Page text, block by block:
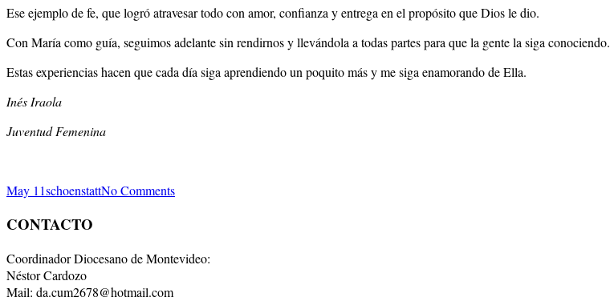
Ese ejemplo de fe, que logró atravesar todo con amor, confianza y entrega en el propósito que Dios le dio.
Con María como guía, seguimos adelante sin rendirnos y llevándola a todas partes para que la gente la siga conociendo.
Estas experiencias hacen que cada día siga aprendiendo un poquito más y me siga enamorando de Ella.
Inés Iraola
Juventud Femenina
May 11schoenstattNo Comments
CONTACTO
Coordinador Diocesano de Montevideo:
Néstor Cardozo
Mail: da.cum2678@hotmail.com